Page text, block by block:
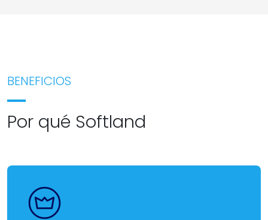
BENEFICIOS
Por qué Softland